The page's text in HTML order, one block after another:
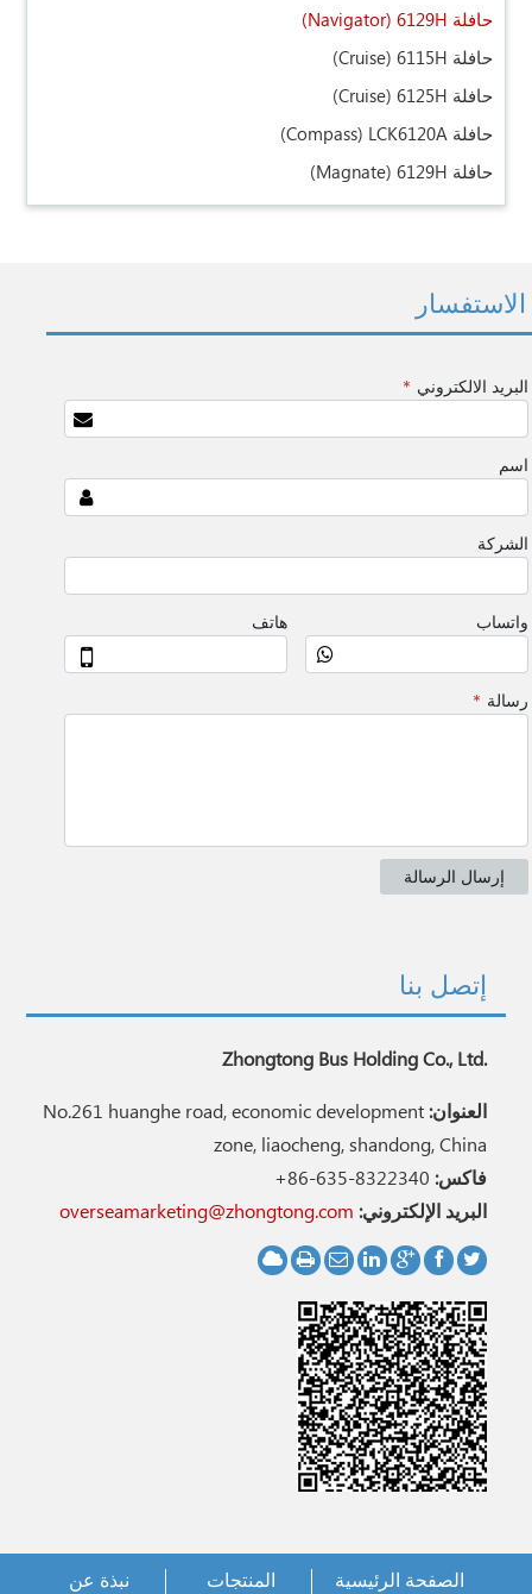
حافلة 6129H
(Navigator)
حافلة 6115H
(Cruise)
حافلة 6125H
(Cruise)
حافلة LCK6120A
(Compass)
حافلة 6129H
(Magnate)
الاستفسار
إتصل بنا
Zhongtong Bus Holding Co., Ltd.
العنوان: No.261 huanghe road, economic development
zone, liaocheng, shandong, China
فاكس: +86-635-8322340
البريد الإلكتروني: overseamarketing@zhongtong.com
الصفحة الرئيسية المنتجات نبذة عن